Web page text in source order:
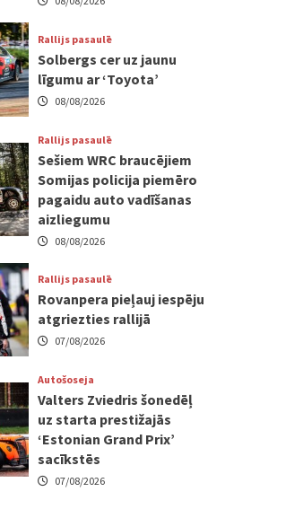
Rallijs pasaulē
Solbergs cer uz jaunu
līgumu ar ‘Toyota’
08/08/2026
Rallijs pasaulē
Sešiem WRC braucējiem
Somijas policija piemēro
pagaidu auto vadīšanas
aizliegumu
08/08/2026
Rallijs pasaulē
Rovanpera pieļauj iespēju
atgriezties rallijā
07/08/2026
Autošoseja
Valters Zviedris šonedēļ
uz starta prestižajās
‘Estonian Grand Prix’
sacīkstēs
07/08/2026